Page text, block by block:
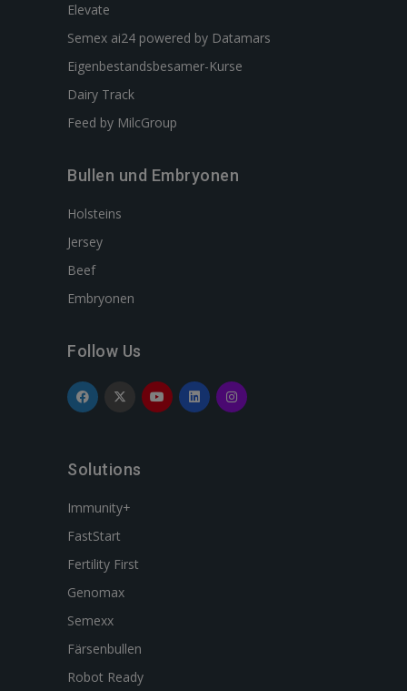
Elevate
Semex ai24 powered by Datamars
Eigenbestandsbesamer-Kurse
Dairy Track
Feed by MilcGroup
Bullen und Embryonen
Holsteins
Jersey
Beef
Embryonen
Follow Us
Solutions
Immunity+
FastStart
Fertility First
Genomax
Semexx
Färsenbullen
Robot Ready